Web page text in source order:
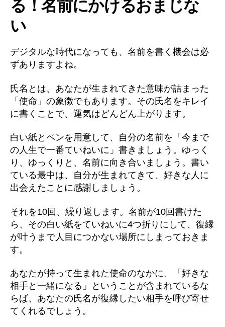
る！名前にかけるおまじな
い
デジタルな時代になっても、名前を書く機会は必
ずありますよね。
氏名とは、あなたが生まれてきた意味が詰まった
「使命」の象徴でもあります。その氏名をキレイ
に書くことで、運気はどんどん上がります。
白い紙とペンを用意して、自分の名前を「今まで
の人生で一番ていねいに」書きましょう。ゆっく
り、ゆっくりと、名前に向き合いましょう。書い
ている最中は、自分が生まれてきて、好きな人に
出会えたことに感謝しましょう。
それを10回、繰り返します。名前が10回書けた
ら、その白い紙をていねいに4つ折りにして、復縁
が叶うまで人目につかない場所にしまっておきま
す。
あなたが持って生まれた使命のなかに、「好きな
相手と一緒になる」ということが含まれているな
らば、あなたの氏名が復縁したい相手を呼び寄せ
てくれるでしょう。